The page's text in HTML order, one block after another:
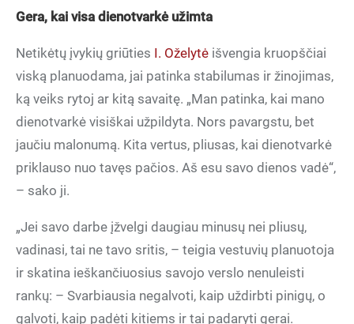
Gera, kai visa dienotvarkė užimta
Netikėtų įvykių griūties I. Oželytė išvengia kruopščiai
viską planuodama, jai patinka stabilumas ir žinojimas,
ką veiks rytoj ar kitą savaitę. „Man patinka, kai mano
dienotvarkė visiškai užpildyta. Nors pavargstu, bet
jaučiu malonumą. Kita vertus, pliusas, kai dienotvarkė
priklauso nuo tavęs pačios. Aš esu savo dienos vadė“,
– sako ji.
„Jei savo darbe įžvelgi daugiau minusų nei pliusų,
vadinasi, tai ne tavo sritis, – teigia vestuvių planuotoja
ir skatina ieškančiuosius savojo verslo nenuleisti
rankų: – Svarbiausia negalvoti, kaip uždirbti pinigų, o
galvoti, kaip padėti kitiems ir tai padaryti gerai.